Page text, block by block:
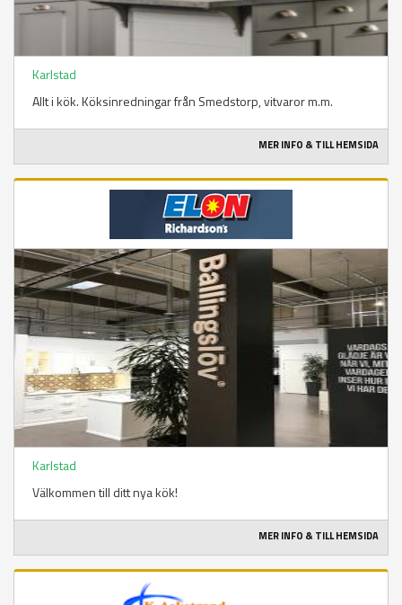
Karlstad
Allt i kök. Köksinredningar från Smedstorp, vitvaror m.m.
MER INFO & TILL HEMSIDA
Karlstad
Välkommen till ditt nya kök!
MER INFO & TILL HEMSIDA